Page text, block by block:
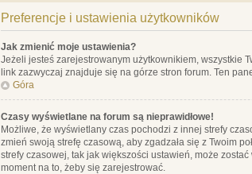
Preferencje i ustawienia użytkowników
Jak zmienić moje ustawienia?
Jeżeli jesteś zarejestrowanym użytkownikiem, wszystkie
link zazwyczaj znajduje się na górze stron forum. Ten
Góra
Czasy wyświetlane na forum są nieprawidłowe!
Możliwe, że wyświetlany czas pochodzi z innej strefy
zmień swoją strefę czasową, aby zgadzała się z Twoim
strefy czasowej, tak jak większości ustawień, może
moment na to, żeby się zarejestrować.